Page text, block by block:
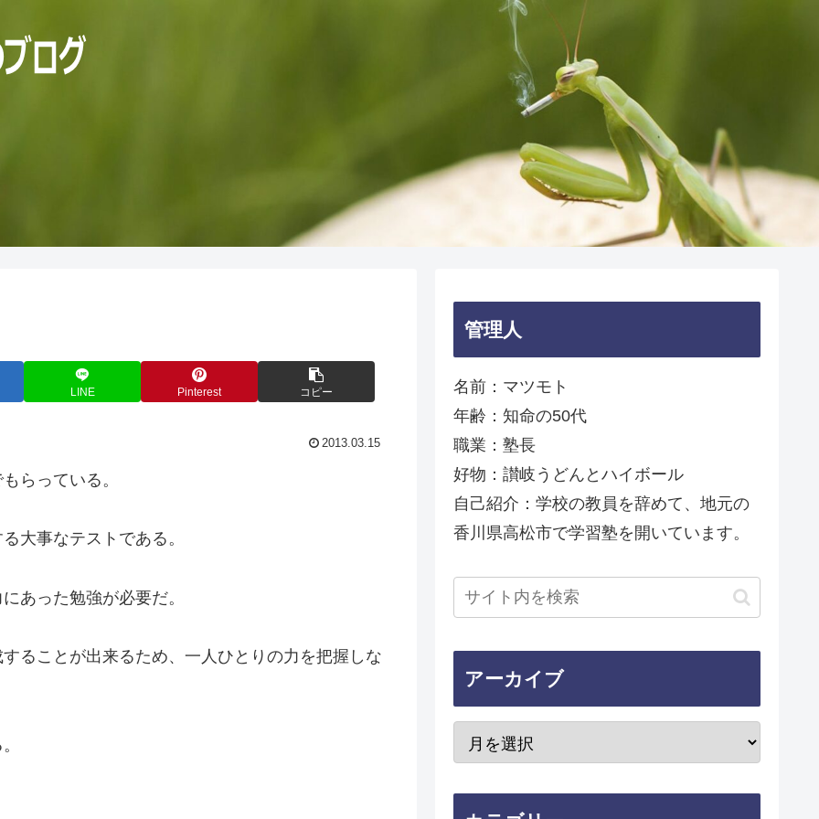
LINE Pinterest コピー
2013.03.15
らっている。
大事なテストである。
あった勉強が必要だ。
ることが出来るため、一人ひとりの力を把握しな
管理人
名前：マツモト
年齢：知命の50代
職業：塾長
好物：讃岐うどんとハイボール
自己紹介：学校の教員を辞めて、地元の
香川県高松市で学習塾を開いています。
アーカイブ